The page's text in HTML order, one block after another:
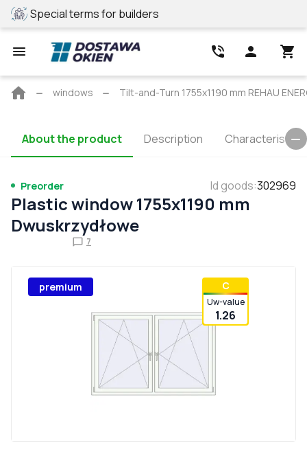
Special terms for builders
Main
windows Tilt-and-Turn 1755x1190 mm REHAU
About the product Description Characteristics
Preorder Id goods:302969
Plastic window 1755x1190 mm
Dwuskrzydłowe
7
premium С
Uw-value
1.26